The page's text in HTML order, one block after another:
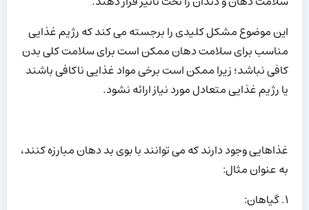
این موضوع مشکل کلیدی را برجسته می کند که رژیم غذایی
مناسب برای سلامت دهان ممکن است برای سلامت کلی بدن
کافی نباشد؛ زیرا ممکن است برخی مواد غذایی ناکافی باشند
یا رژیم غذایی متعادل مورد نیاز ارائه نشود.
غذاهایی وجود دارند که می توانند با بوی بد دهان مبارزه کنند،
به عنوان مثال:
۱. گیاهان: